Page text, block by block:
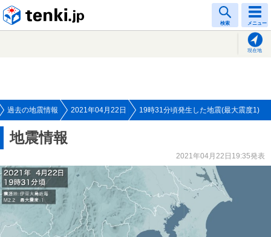
検索 メニュー
現在地
過去の地震情報 2021年04月22日 19時31分頃発生した地震(最大震度1)
地震情報
2021年04月22日19:35発表